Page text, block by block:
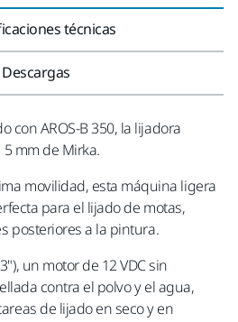
técnicas
Descargas
con AROS-B 350, la lijadora
mm de Mirka.
movilidad, esta máquina ligera
para el lijado de motas,
posteriores a la pintura.
un motor de 12 VDC sin
contra el polvo y el agua,
de lijado en seco y en